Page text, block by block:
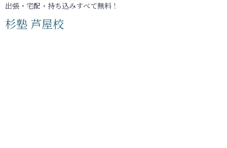
出張・宅配・持ち込みすべて無料！
杉塾 芦屋校